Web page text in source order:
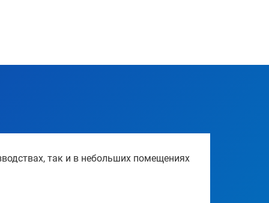
так и в небольших помещениях